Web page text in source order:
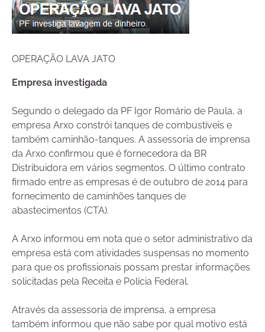
OPERAÇÃO LAVA JATO
Empresa investigada
Segundo o delegado da PF Igor Romário de Paula, a
empresa Arxo constrói tanques de combustíveis e
também caminhão-tanques. A assessoria de imprensa
da Arxo confirmou que é fornecedora da BR
Distribuidora em vários segmentos. O último contrato
firmado entre as empresas é de outubro de 2014 para
fornecimento de caminhões tanques de
abastecimentos (CTA).
A Arxo informou em nota que o setor administrativo da
empresa está com atividades suspensas no momento
para que os profissionais possam prestar informações
solicitadas pela Receita e Polícia Federal.
Através da assessoria de imprensa, a empresa
também informou que não sabe por qual motivo está